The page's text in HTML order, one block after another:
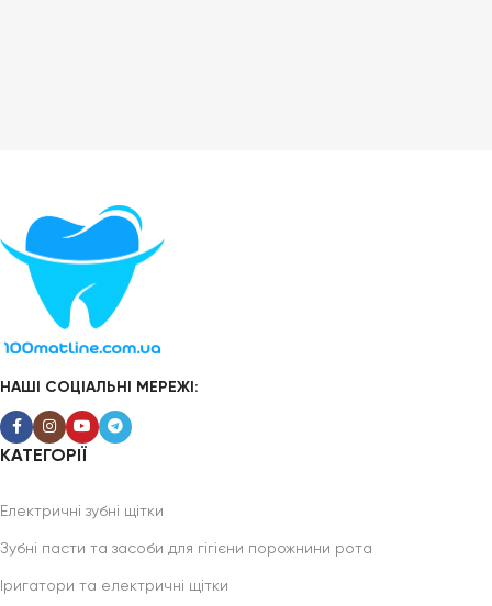
НАШІ СОЦІАЛЬНІ МЕРЕЖІ:
КАТЕГОРІЇ
Електричні зубні щітки
Зубні пасти та засоби для гігієни порожнини рота
Іригатори та електричні щітки